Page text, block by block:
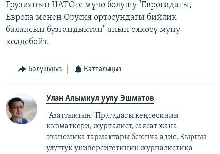
Грузиянын НАТОго мүчө болушу "Европадагы,
Европа менен Орусия ортосундагы бийлик
балансын бузгандыктан" анын өлкөсү муну
колдобойт.
Бөлүшүңүз Катталыңыз
Улан Алымкул уулу Эшматов
"Азаттыктын" Прагадагы кеңсесинин
кызматкери, журналист, саясат жана
экономика тармактары боюнча адис. Кыргыз
улуттук университетинин журналистика